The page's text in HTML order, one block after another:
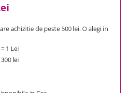
achizitie de peste 500 lei. O alegi in
1 Lei
lei